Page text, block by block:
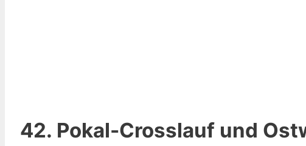
42. Pokal-Crosslauf und